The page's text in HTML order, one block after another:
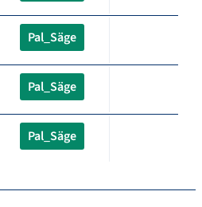
Pal_Säge
Pal_Säge
Pal_Säge